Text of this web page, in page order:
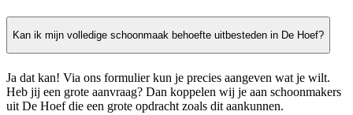
Kan ik mijn volledige schoonmaak behoefte uitbesteden in De Hoef?
Ja dat kan! Via ons formulier kun je precies aangeven wat je wilt.
Heb jij een grote aanvraag? Dan koppelen wij je aan schoonmakers
uit De Hoef die een grote opdracht zoals dit aankunnen.